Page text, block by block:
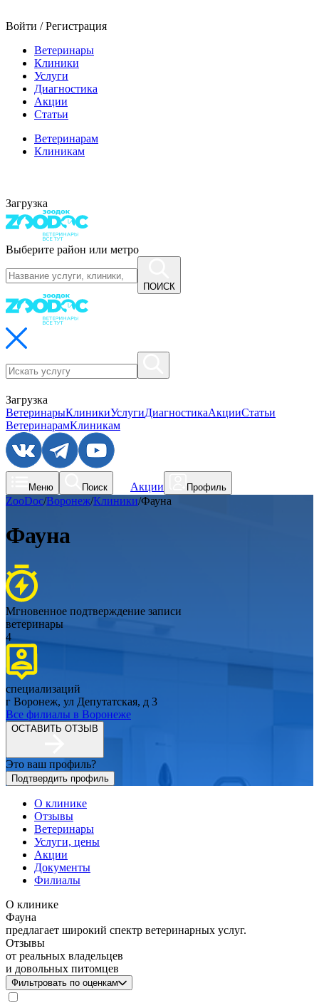
Войти / Регистрация
Ветеринары
Клиники
Услуги
Диагностика
Акции
Статьи
Ветеринарам
Клиникам
Загрузка
Выберите район или метро
ПОИСК
Загрузка
ВетеринарыКлиникиУслугиДиагностикаАкцииСтатьи
ВетеринарамКлиникам
Меню Поиск Акции Профиль
ZooDoc/Воронеж/Клиники/Фауна
Фауна
Мгновенное подтверждение записи
ветеринары
4
специализаций
г Воронеж, ул Депутатская, д 3
Все филиалы в Воронеже
ОСТАВИТЬ ОТЗЫВ
Это ваш профиль?
Подтвердить профиль
О клинике
Отзывы
Ветеринары
Услуги, цены
Акции
Документы
Филиалы
О клинике
Фауна
предлагает широкий спектр ветеринарных услуг.
Отзывы
от реальных владельцев
и довольных питомцев
Фильтровать по оценкам